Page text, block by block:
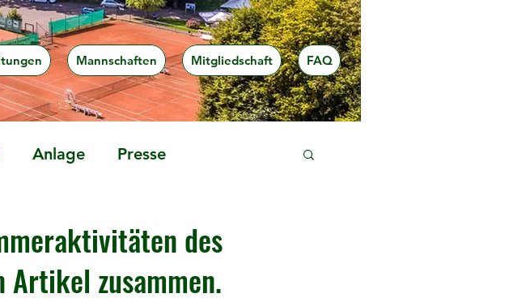
Mannschaften Mitgliedschaft FAQ
Anlage Presse
des
Artikel zusammen.